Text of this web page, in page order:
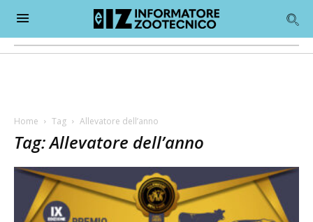
Home Tag Allevatore dell’anno
Tag: Allevatore dell’anno